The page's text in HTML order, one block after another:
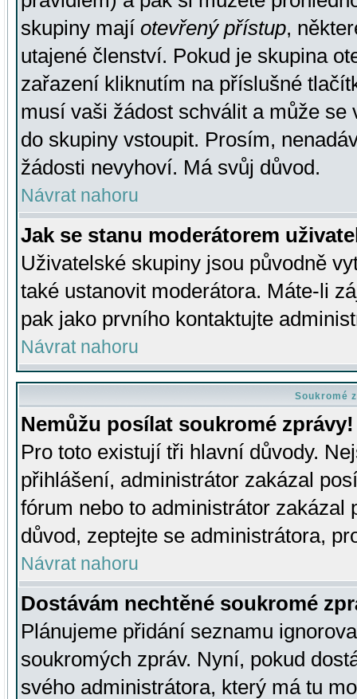
skupiny mají otevřený přístup,
utajené členství. Pokud je skupina
zařazení kliknutím na příslušné
musí vaši žádost schválit a může se
do skupiny vstoupit. Prosím,
žádosti nevyhoví. Má svůj důvod.
Návrat nahoru
Jak se stanu moderátorem
Uživatelské skupiny jsou původně
také ustanovit moderátora. Máte-li
pak jako prvního kontaktujte
Návrat nahoru
Soukromé
Nemůžu posílat soukromé zprávy!
Pro toto existují tři hlavní důvody.
přihlášení, administrátor zakázal
fórum nebo to administrátor zakázal
důvod, zeptejte se administrátora,
Návrat nahoru
Dostávám nechtěné soukromé
Plánujeme přidání seznamu
soukromých zpráv. Nyní, pokud
svého administrátora, který má tu